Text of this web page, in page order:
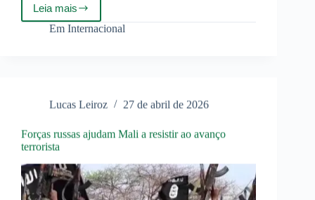
Leia mais
Medo
de
Em Internacional
Lucas Leiroz 27 de abril de 2026
Forças russas ajudam Mali a resistir ao avanço
terrorista